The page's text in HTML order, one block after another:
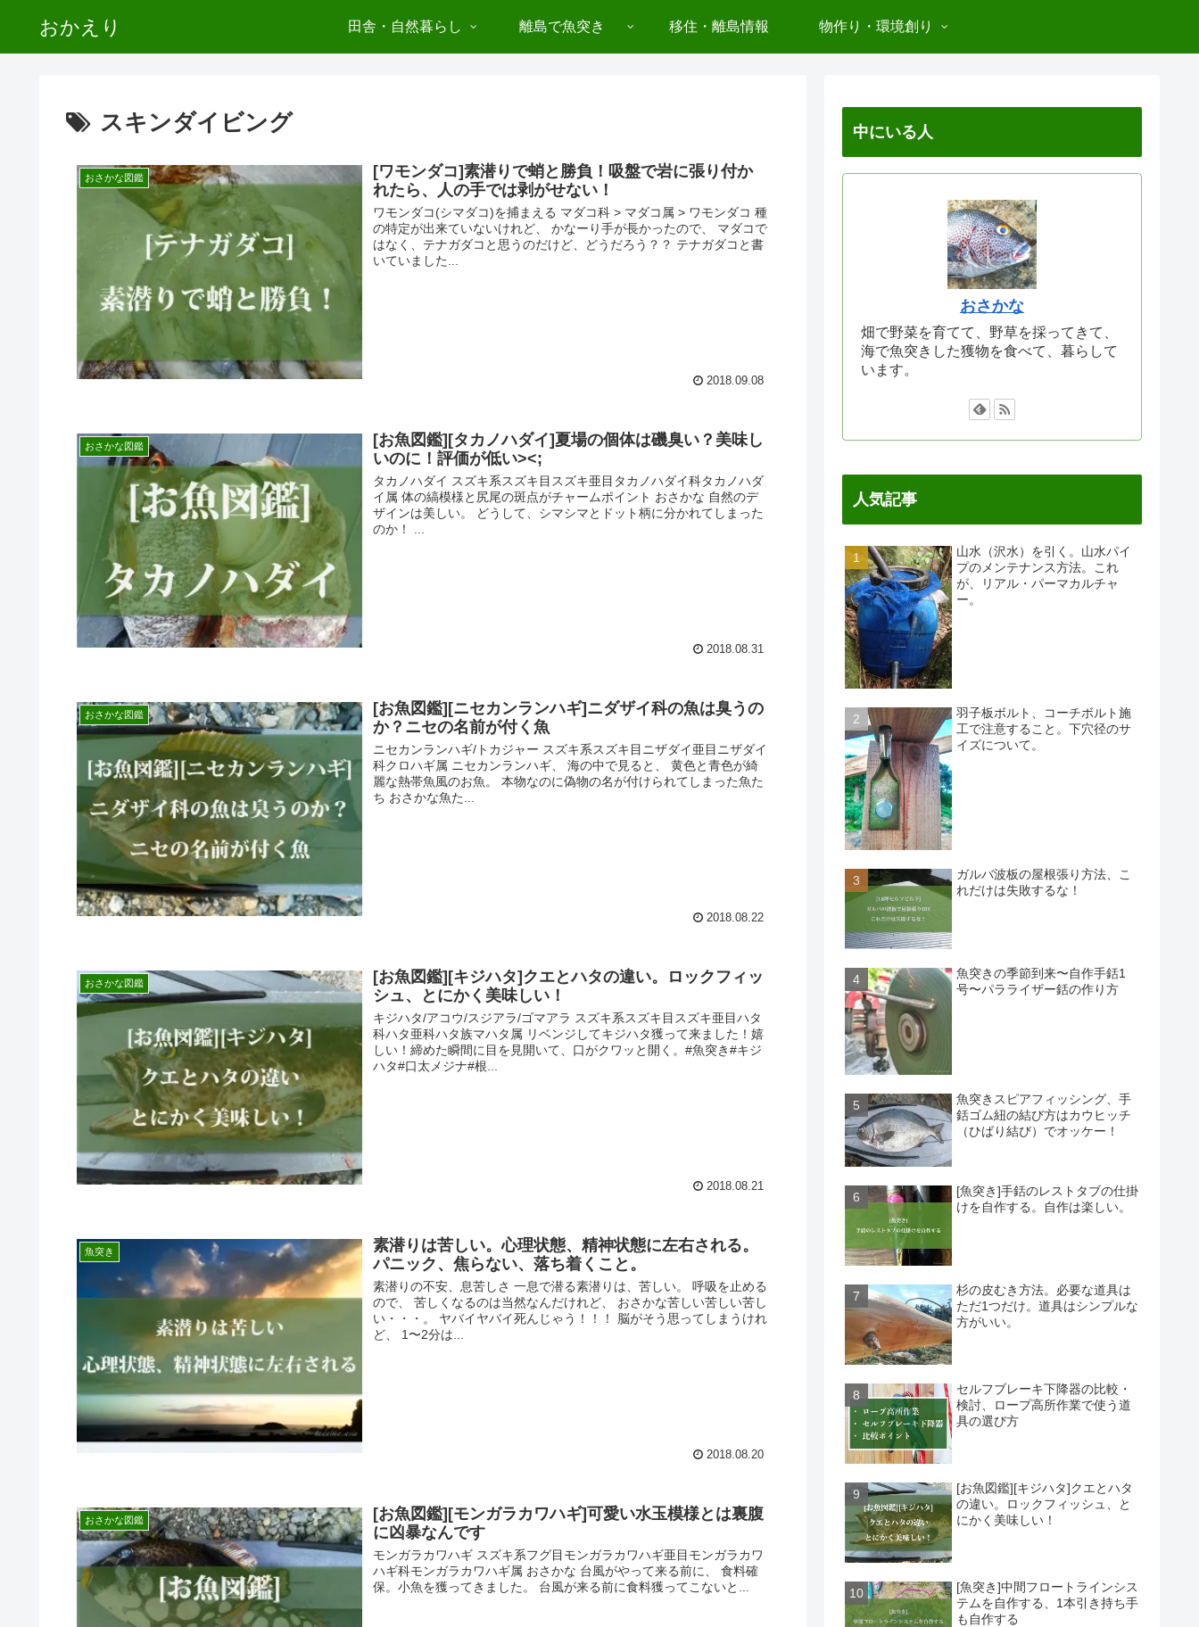
おかえり 田舎・自然暮らし 離島で魚突き 移住・離島情報 物作り・環境創り
スキンダイビング
おさかな図鑑
[ワモンダコ]素潜りで蛸と勝負！吸盤で岩に張り付か
れたら、人の手では剥がせない！
ワモンダコ(シマダコ)を捕まえる マダコ科 > マダコ属 > ワモンダコ 種
の特定が出来ていないけれど、 かなーり手が長かったので、 マダコで
はなく、テナガダコと思うのだけど、どうだろう？？ テナガダコと書
いていました...
2018.09.08
おさかな図鑑
[お魚図鑑][タカノハダイ]夏場の個体は磯臭い？美味し
いのに！評価が低い><;
タカノハダイ スズキ系スズキ目スズキ亜目タカノハダイ科タカノハダ
イ属 体の縞模様と尻尾の斑点がチャームポイント おさかな 自然のデ
ザインは美しい。 どうして、シマシマとドット柄に分かれてしまった
のか！ ...
2018.08.31
おさかな図鑑
[お魚図鑑][ニセカンランハギ]ニダザイ科の魚は臭うの
か？ニセの名前が付く魚
ニセカンランハギ/トカジャー スズキ系スズキ目ニザダイ亜目ニザダイ
科クロハギ属 ニセカンランハギ、 海の中で見ると、 黄色と青色が綺
麗な熱帯魚風のお魚。 本物なのに偽物の名が付けられてしまった魚た
ち おさかな魚た...
2018.08.22
おさかな図鑑
[お魚図鑑][キジハタ]クエとハタの違い。ロックフィッ
シュ、とにかく美味しい！
キジハタ/アコウ/スジアラ/ゴマアラ スズキ系スズキ目スズキ亜目ハタ
科ハタ亜科ハタ族マハタ属 リベンジしてキジハタ獲って来ました！嬉
しい！締めた瞬間に目を見開いて、口がクワッと開く。#魚突き#キジ
ハタ#口太メジナ#根...
2018.08.21
魚突き
素潜りは苦しい。心理状態、精神状態に左右される。
パニック、焦らない、落ち着くこと。
素潜りの不安、息苦しさ 一息で潜る素潜りは、苦しい。 呼吸を止める
ので、 苦しくなるのは当然なんだけれど、 おさかな苦しい苦しい苦し
い・・・。 ヤバイヤバイ死んじゃう！！！ 脳がそう思ってしまうけれ
ど、 1〜2分は...
2018.08.20
おさかな図鑑
[お魚図鑑][モンガラカワハギ]可愛い水玉模様とは裏腹
に凶暴なんです
モンガラカワハギ スズキ系フグ目モンガラカワハギ亜目モンガラカワ
ハギ科モンガラカワハギ属 おさかな 台風がやって来る前に、 食料確
保。小魚を獲ってきました。 台風が来る前に食料獲ってこないと...
中にいる人
おさかな
畑で野菜を育てて、野草を採ってきて、
海で魚突きした獲物を食べて、暮らして
います。
人気記事
山水（沢水）を引く。山水パイ
プのメンテナンス方法。これ
が、リアル・パーマカルチャ
ー。
羽子板ボルト、コーチボルト施
工で注意すること。下穴径のサ
イズについて。
ガルバ波板の屋根張り方法、こ
れだけは失敗するな！
魚突きの季節到来〜自作手銛1
号〜パラライザー銛の作り方
魚突きスピアフィッシング、手
銛ゴム紐の結び方はカウヒッチ
（ひばり結び）でオッケー！
[魚突き]手銛のレストタブの仕掛
けを自作する。自作は楽しい。
杉の皮むき方法。必要な道具は
ただ1つだけ。道具はシンプルな
方がいい。
セルフブレーキ下降器の比較・
検討、ロープ高所作業で使う道
具の選び方
[お魚図鑑][キジハタ]クエとハタ
の違い。ロックフィッシュ、と
にかく美味しい！
[魚突き]中間フロートラインシス
テムを自作する、1本引き持ち手
も自作する